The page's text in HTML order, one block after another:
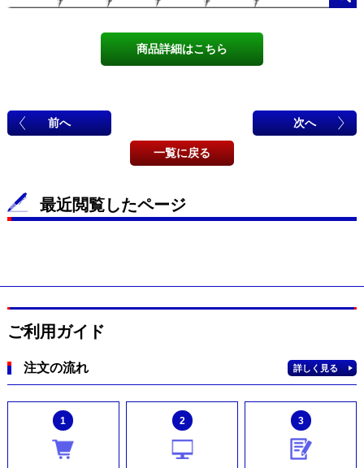
商品詳細はこちら
前へ
一覧に戻る
次へ
最近閲覧したページ
ご利用ガイド
注文の流れ 詳しく見る
1 2 3